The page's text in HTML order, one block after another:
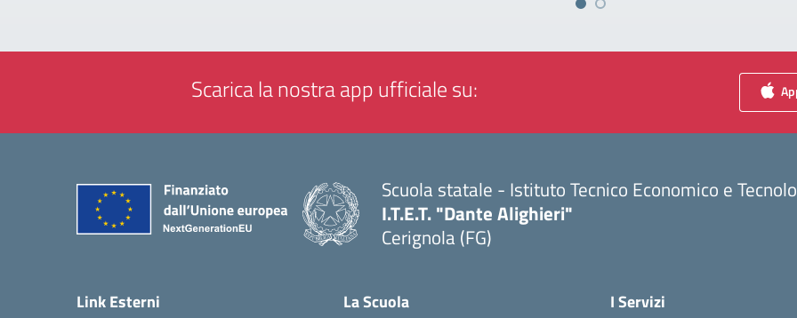
Scarica la nostra app ufficiale su:
Scuola statale - Istituto Tecnico Economico e
I.T.E.T. "Dante Alighieri"
Cerignola (FG)
Link Esterni La Scuola I Servizi